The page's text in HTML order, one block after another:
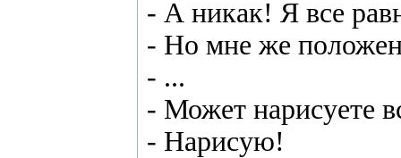
- А никак! Я все
- Но мне же
- ...
- Может нарисуете
- Нарисую!